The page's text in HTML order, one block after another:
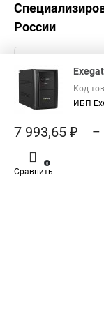
России
Код
ИБП
7 993,65 ₽ –
Сравнить
0